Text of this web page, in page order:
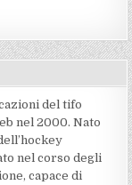
del tifo
nel 2000. Nato
nel corso degli
capace di